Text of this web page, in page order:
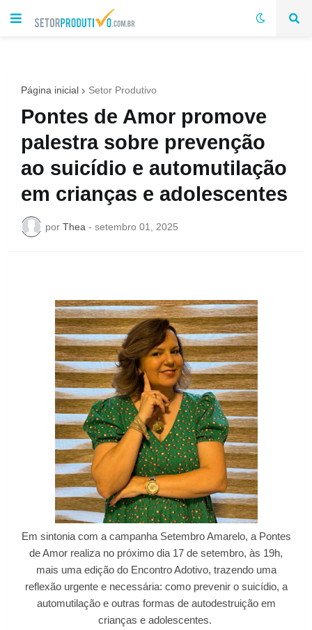
Página inicial Setor Produtivo
Pontes de Amor promove
palestra sobre prevenção
ao suicídio e automutilação
em crianças e adolescentes
por Thea - setembro 01, 2025
Em sintonia com a campanha Setembro Amarelo, a Pontes
de Amor realiza no próximo dia 17 de setembro, às 19h,
mais uma edição do Encontro Adotivo, trazendo uma
reflexão urgente e necessária: como prevenir o suicídio, a
automutilação e outras formas de autodestruição em
crianças e adolescentes.